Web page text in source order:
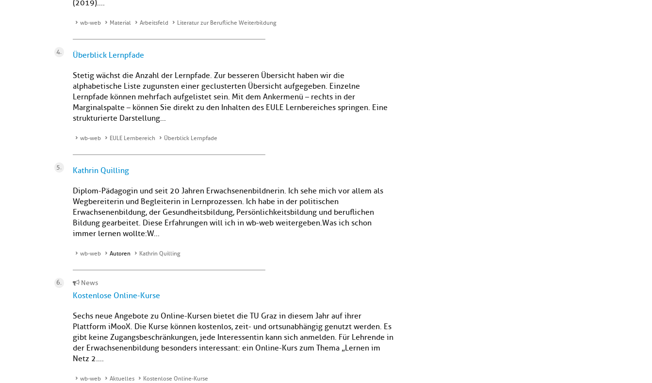
(2019)....
wb-web Material Arbeitsfeld Literatur zur Berufliche Weiterbildung
Überblick Lernpfade
Stetig wächst die Anzahl der Lernpfade. Zur besseren Übersicht haben wir die
alphabetische Liste zugunsten einer geclusterten Übersicht aufgegeben. Einzelne
Lernpfade können mehrfach aufgelistet sein. Mit dem Ankermenü – rechts in der
Marginalspalte – können Sie direkt zu den Inhalten des EULE Lernbereiches springen. Eine
strukturierte Darstellung...
wb-web EULE Lernbereich Überblick Lernpfade
Kathrin Quilling
Diplom-Pädagogin und seit 20 Jahren Erwachsenenbildnerin. Ich sehe mich vor allem als
Wegbereiterin und Begleiterin in Lernprozessen. Ich habe in der politischen
Erwachsenenbildung, der Gesundheitsbildung, Persönlichkeitsbildung und beruflichen
Bildung gearbeitet. Diese Erfahrungen will ich in wb-web weitergeben.Was ich schon
immer lernen wollte:W...
wb-web Autoren Kathrin Quilling
News
Kostenlose Online-Kurse
Sechs neue Angebote zu Online-Kursen bietet die TU Graz in diesem Jahr auf ihrer
Plattform iMooX. Die Kurse können kostenlos, zeit- und ortsunabhängig genutzt werden. Es
gibt keine Zugangsbeschränkungen, jede Interessentin kann sich anmelden. Für Lehrende in
der Erwachsenenbildung besonders interessant: ein Online-Kurs zum Thema „Lernen im
Netz 2....
wb-web Aktuelles Kostenlose Online-Kurse